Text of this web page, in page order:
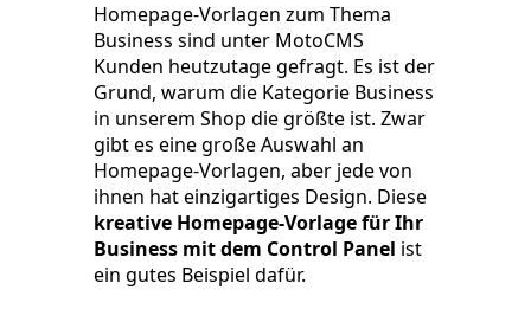
Homepage-Vorlagen zum Thema
Business sind unter MotoCMS
Kunden heutzutage gefragt. Es ist der
Grund, warum die Kategorie Business
in unserem Shop die größte ist. Zwar
gibt es eine große Auswahl an
Homepage-Vorlagen, aber jede von
ihnen hat einzigartiges Design. Diese
kreative Homepage-Vorlage für Ihr
Business mit dem Control Panel ist
ein gutes Beispiel dafür.